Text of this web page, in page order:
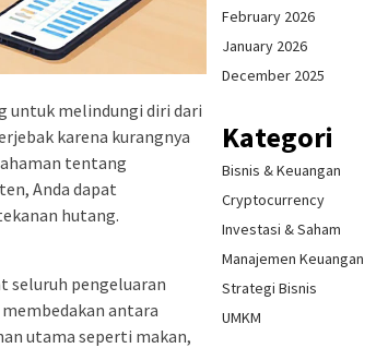
untuk melindungi diri dari
karena kurangnya
tentang
Anda dapat
hutang.
seluruh pengeluaran
antara
utama seperti makan,
February 2026
January 2026
December 2025
Kategori
Bisnis & Keuangan
Cryptocurrency
Investasi & Saham
Manajemen Keuangan
Strategi Bisnis
UMKM